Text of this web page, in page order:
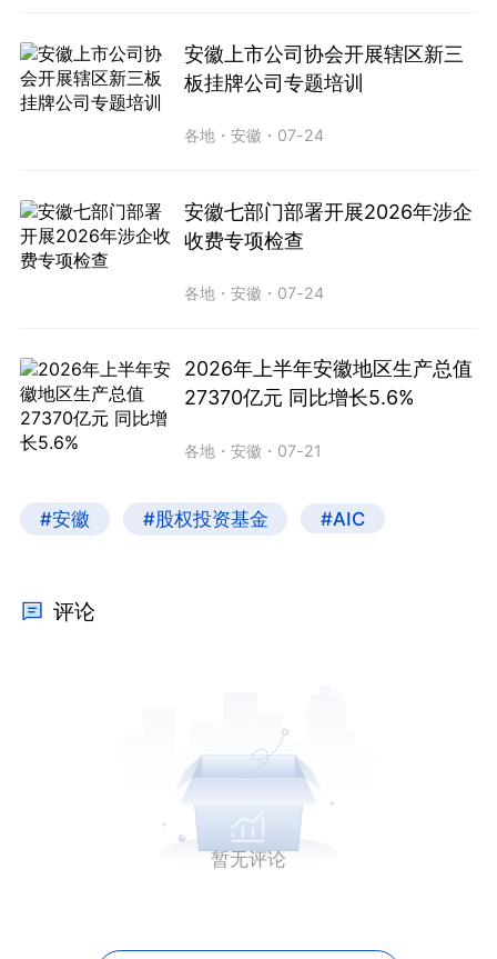
安徽上市公司协会开展辖区新三
板挂牌公司专题培训
各地 ・安徽 ・ 07-24
安徽七部门部署开展2026年涉企
收费专项检查
各地 ・安徽 ・ 07-24
2026年上半年安徽地区生产总值
27370亿元 同比增长5.6%
各地 ・安徽 ・ 07-21
#安徽 #股权投资基金 #AIC
评论
暂无评论